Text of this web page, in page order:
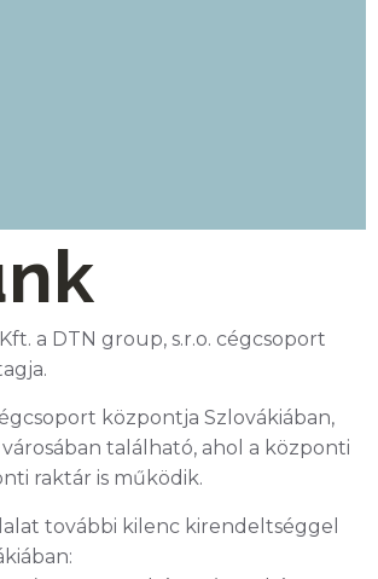
a DTN group, s.r.o. cégcsoport
központja Szlovákiában,
városában található, ahol a központi
raktár is működik.
további kilenc kirendeltséggel